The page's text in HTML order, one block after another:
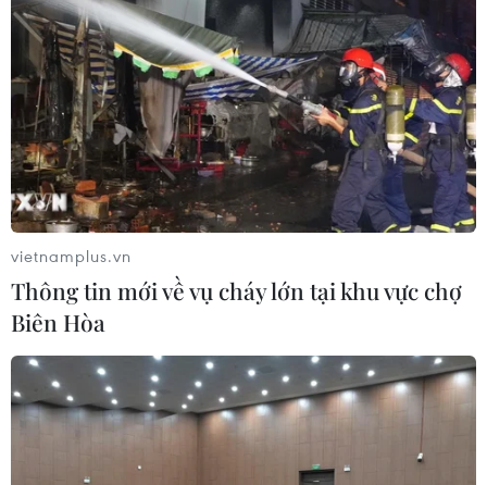
vietnamplus.vn
Thông tin mới về vụ cháy lớn tại khu vực chợ
Biên Hòa